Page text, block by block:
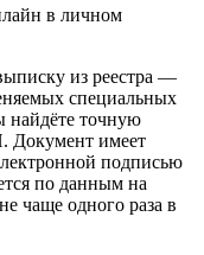
в личном
из реестра —
специальных
найдёте точную
Документ имеет
подписью
по данным на
чаще одного раза в